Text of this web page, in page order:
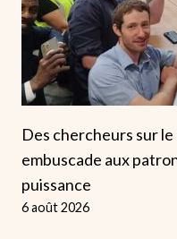
Des chercheurs sur
embuscade aux
puissance
6 août 2026